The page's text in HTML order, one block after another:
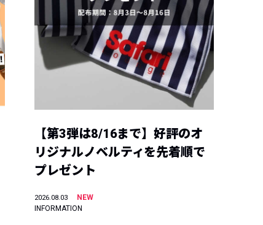
【第3弾は8/16まで】好評のオ
リジナルノベルティを先着順で
プレゼント
2026.08.03
NEW
INFORMATION